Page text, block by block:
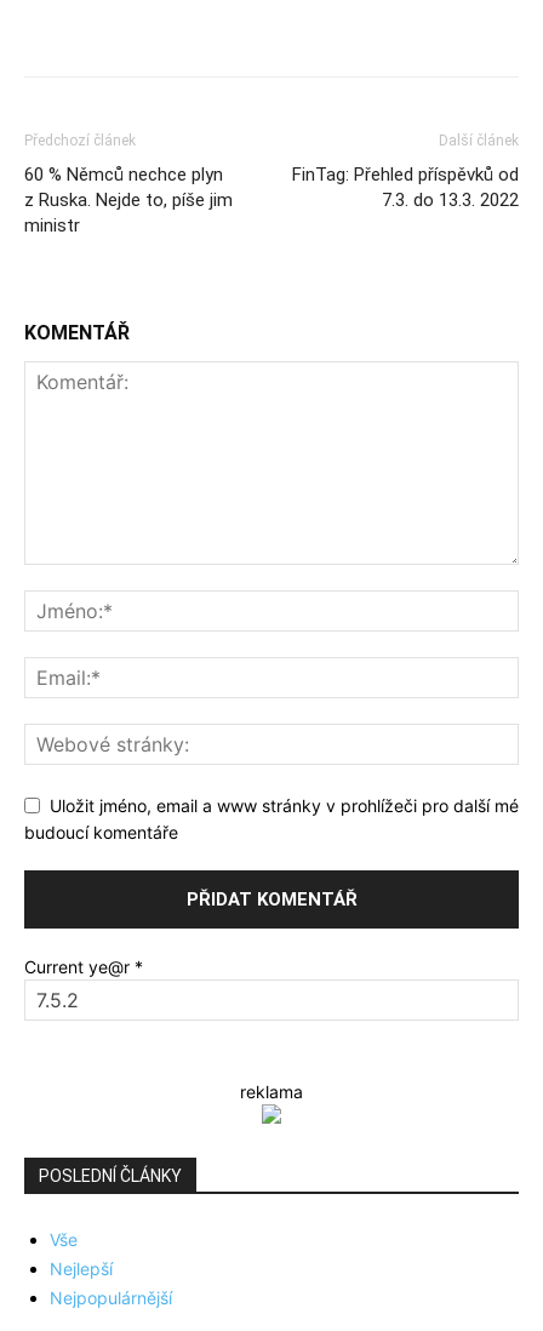
Předchozí článek
60 % Němců nechce plyn
z Ruska. Nejde to, píše jim
ministr
Další článek
FinTag: Přehled příspěvků od
7.3. do 13.3. 2022
KOMENTÁŘ
Uložit jméno, email a www stránky v prohlížeči pro další mé
budoucí komentáře
Current ye@r *
reklama
POSLEDNÍ ČLÁNKY
Vše
Nejlepší
Nejpopulárnější